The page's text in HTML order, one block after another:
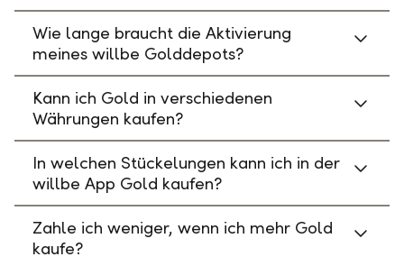
Wie lange braucht die Aktivierung
meines willbe Golddepots?
Kann ich Gold in verschiedenen
Währungen kaufen?
In welchen Stückelungen kann ich in der
willbe App Gold kaufen?
Zahle ich weniger, wenn ich mehr Gold
kaufe?